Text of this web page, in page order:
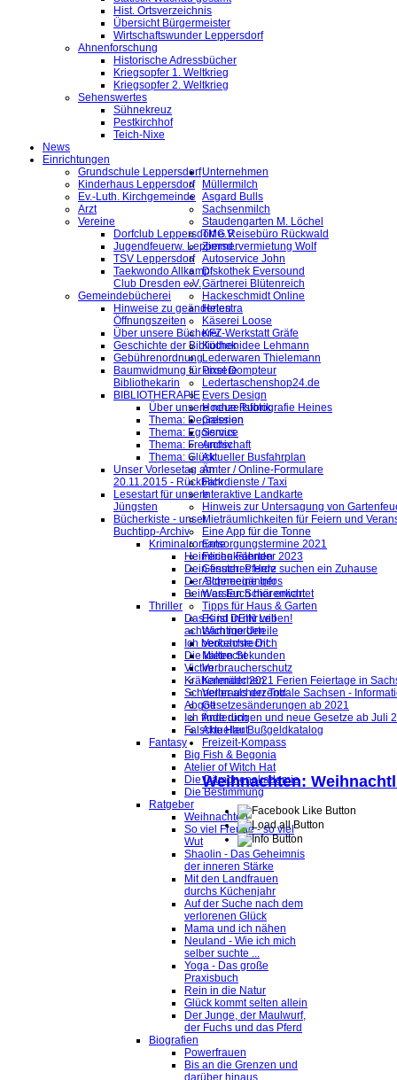
Hist. Ortsverzeichnis
Übersicht Bürgermeister
Wirtschaftswunder Leppersdorf
Ahnenforschung
Historische Adressbücher
Kriegsopfer 1. Weltkrieg
Kriegsopfer 2. Weltkrieg
Sehenswertes
Sühnekreuz
Pestkirchhof
Teich-Nixe
News
Einrichtungen
Grundschule Leppersdorf
Kinderhaus Leppersdorf
Ev.-Luth. Kirchgemeinde
Arzt
Vereine
Dorfclub Leppersdorf e.V.
Jugendfeuerw. Leppersd.
TSV Leppersdorf
Taekwondo Allkampf
Club Dresden e.V.
Gemeindebücherei
Hinweise zu geänderten
Öffnungszeiten
Über unsere Bücherei
Geschichte der Bibliothek
Gebührenordnung
Baumwidmung für unsere
Bibliothekarin
BIBLIOTHERAPIE
Über unsere neue Rubrik
Thema: Depression
Thema: Egoismus
Thema: Freundschaft
Thema: Glück
Unser Vorlesetag am
20.11.2015 - Rückblick
Lesestart für unsere
Jüngsten
Bücherkiste - unser
Buchtipp-Archiv
Kriminalromane
Heimliche Fährten
Dein finsteres Herz
Der Schneegänger
Beim ersten Schärenlicht
Thriller
Das Kind in mir will
achtsam morden
Ich beobachte Dich
Die kalten Sekunden
Victim
Krähenmädchen
Schneller als der Tod
Abgott
Ich finde dich
Falsche Haut
Fantasy
Big Fish & Begonia
Atelier of Witch Hat
Die Dämonenakademie
Die Bestimmung
Ratgeber
Weihnachten
So viel Freude - so viel
Wut
Shaolin - Das Geheimnis
der inneren Stärke
Mit den Landfrauen
durchs Küchenjahr
Auf der Suche nach dem
verlorenen Glück
Mama und ich nähen
Neuland - Wie ich mich
selber suchte ...
Yoga - Das große
Praxisbuch
Rein in die Natur
Glück kommt selten allein
Der Junge, der Maulwurf,
der Fuchs und das Pferd
Biografien
Powerfrauen
Bis an die Grenzen und
darüber hinaus
Unternehmen
Müllermilch
Asgard Bulls
Sachsenmilch
Staudengarten M. Löchel
TMG Reisebüro Rückwald
Zimmervermietung Wolf
Autoservice John
Diskothek Eversound
Gärtnerei Blütenreich
Hackeschmidt Online
Helestra
Käserei Loose
KFZ-Werkstatt Gräfe
Küchenidee Lehmann
Lederwaren Thielemann
Pixel Dompteur
Ledertaschenshop24.de
Evers Design
Hochzeitsfotografie Heines
Galerien
Service
Archiv
Aktueller Busfahrplan
Ämter / Online-Formulare
Fahrdienste / Taxi
Interaktive Landkarte
Hinweis zur Untersagung von
Mieträumlichkeiten für Feiern und
Eine App für die Tonne
Entsorgungstermine 2021
Ferienkalender 2023
Gesuch: Pferde suchen ein Zuhause
Allgemeine Infos
Was Euch hier erwartet
Tipps für Haus & Garten
Es ist DEIN Leben!
Wichtige Urteile
Verkehrsrecht
Mietrecht
Verbraucherschutz
Kalender 2021 Ferien Feiertage in
Verbraucherzentrale Sachsen -
Gesetzesänderungen ab 2021
Änderungen und neue Gesetze ab Juli
Aktueller Bußgeldkatalog
Freizeit-Kompass
Weihnachten: